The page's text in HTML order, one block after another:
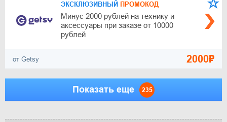
ЭКСКЛЮЗИВНЫЙ ПРОМОКОД
Минус 2000 рублей на технику и
аксессуары при заказе от 10000
рублей
от Getsy 2000₽
Показать еще 235